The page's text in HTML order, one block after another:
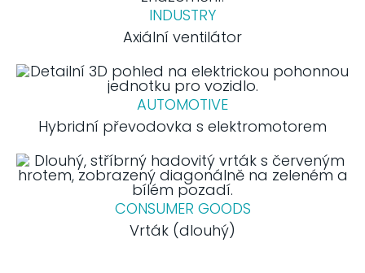
INDUSTRY
Axiální ventilátor
AUTOMOTIVE
Hybridní převodovka s elektromotorem
CONSUMER GOODS
Vrták (dlouhý)